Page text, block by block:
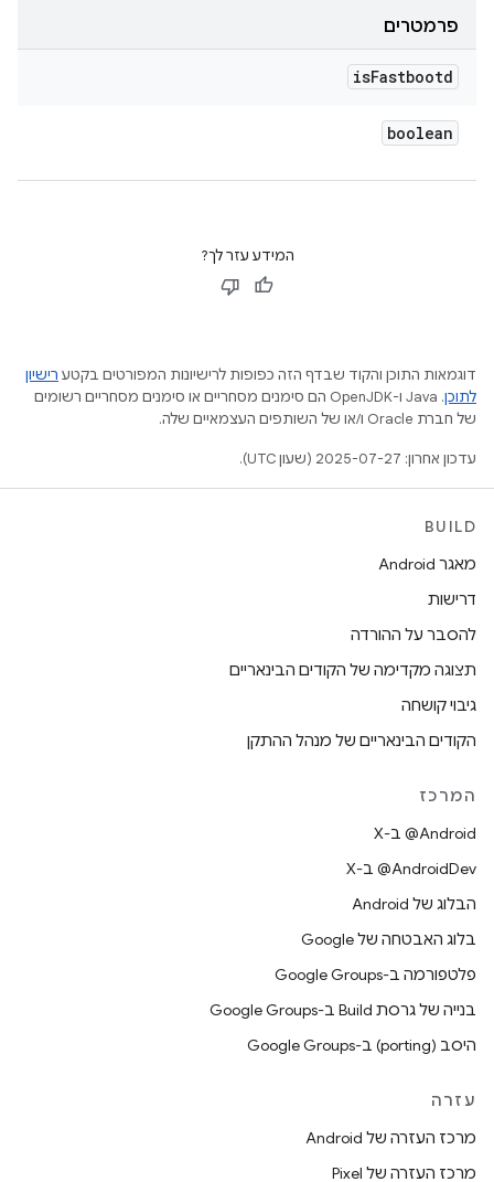
פרמטרים
isFastbootd
boolean
המידע עזר לך?
דוגמאות התוכן והקוד שבדף הזה כפופות לרישיונות המפורטים בקטע רישיון
לתוכן
.‏ Java ו-OpenJDK הם סימנים מסחריים או סימנים מסחריים רשומים
של חברת Oracle ו/או של השותפים העצמאיים שלה.
עדכון אחרון: 2025-07-27 (שעון UTC).
BUILD
מאגר Android
דרישות
להסבר על ההורדה
תצוגה מקדימה של הקודים הבינאריים
גיבוי קושחה
הקודים הבינאריים של מנהל ההתקן
המרכז
‫‎@Android ב-X
‫‎@AndroidDev ב-X
הבלוג של Android
בלוג האבטחה של Google
פלטפורמה ב-Google Groups
בנייה של גרסת Build ב-Google Groups
היסב (porting) ב-Google Groups
עזרה
מרכז העזרה של Android
מרכז העזרה של Pixel